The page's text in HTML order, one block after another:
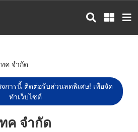
ค จำกัด
การนี้ ติดต่อรับส่วนลดพิเศษ! เพื่อจัด
ทำเว็บไซต์
ค จำกัด